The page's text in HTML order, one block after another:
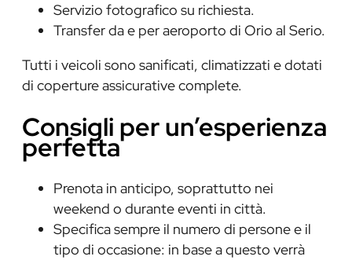
Servizio fotografico su richiesta.
Transfer da e per aeroporto di Orio al Serio.
Tutti i veicoli sono sanificati, climatizzati e dotati
di coperture assicurative complete.
Consigli per un’esperienza
perfetta
Prenota in anticipo, soprattutto nei
weekend o durante eventi in città.
Specifica sempre il numero di persone e il
tipo di occasione: in base a questo verrà